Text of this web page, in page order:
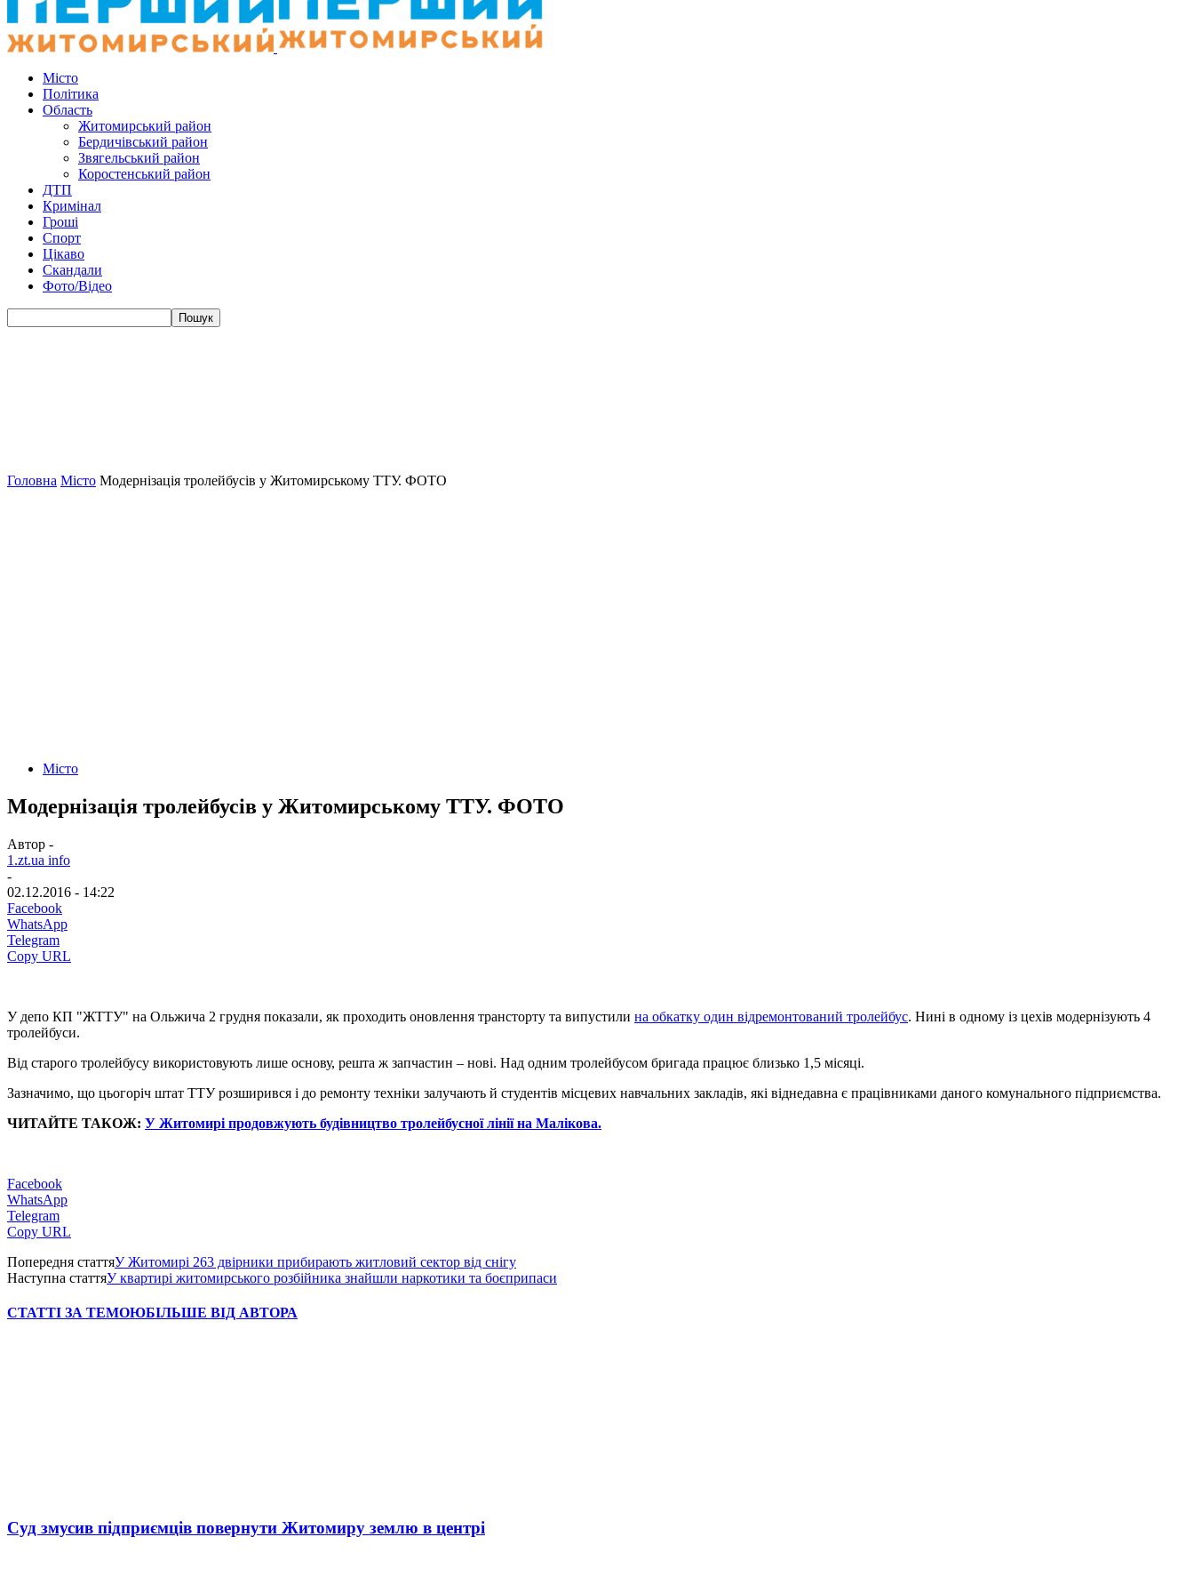
Місто
Політика
Область
Житомирський район
Бердичівський район
Звягельський район
Коростенський район
ДТП
Кримінал
Гроші
Спорт
Цікаво
Скандали
Фото/Відео
Головна Місто Модернізація тролейбусів у Житомирському ТТУ. ФОТО
Місто
Модернізація тролейбусів у Житомирському ТТУ. ФОТО
Автор -
1.zt.ua info
-
02.12.2016 - 14:22
Facebook
WhatsApp
Telegram
Copy URL
У депо КП "ЖТТУ" на Ольжича 2 грудня показали, як проходить оновлення трансторту та випустили на обкатку один відремонтований тролейбус. Нині в одному із цехів модернізують 4
тролейбуси.
Від старого тролейбусу використовують лише основу, решта ж запчастин – нові. Над одним тролейбусом бригада працює близько 1,5 місяці.
Зазначимо, що цьогоріч штат ТТУ розширився і до ремонту техніки залучають й студентів місцевих навчальних закладів, які віднедавна є працівниками даного комунального підприємства.
ЧИТАЙТЕ ТАКОЖ: У Житомирі продовжують будівництво тролейбусної лінії на Малікова.
Facebook
WhatsApp
Telegram
Copy URL
Попередня статтяУ Житомирі 263 двірники прибирають житловий сектор від снігу
Наступна статтяУ квартирі житомирського розбійника знайшли наркотики та боєприпаси
СТАТТІ ЗА ТЕМОЮБІЛЬШЕ ВІД АВТОРА
Суд змусив підприємців повернути Житомиру землю в центрі